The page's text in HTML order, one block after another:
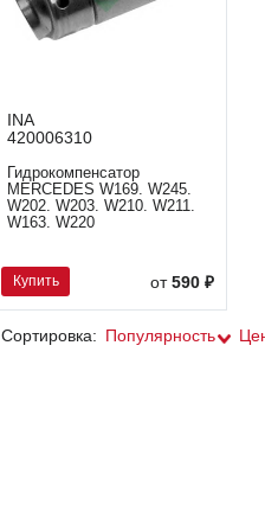
INA
420006310
Гидрокомпенсатор
MERCEDES W169. W245.
W202. W203. W210. W211.
W163. W220
Купить от590 ₽
Сортировка: Популярность